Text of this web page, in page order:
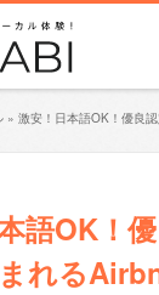
» 激安！日本語OK！優良
語OK！
れる